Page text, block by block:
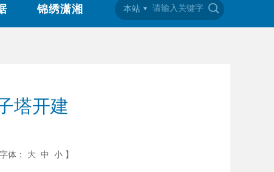
锦绣潇湘 本站
塔开建
字体： 大 中 小 】